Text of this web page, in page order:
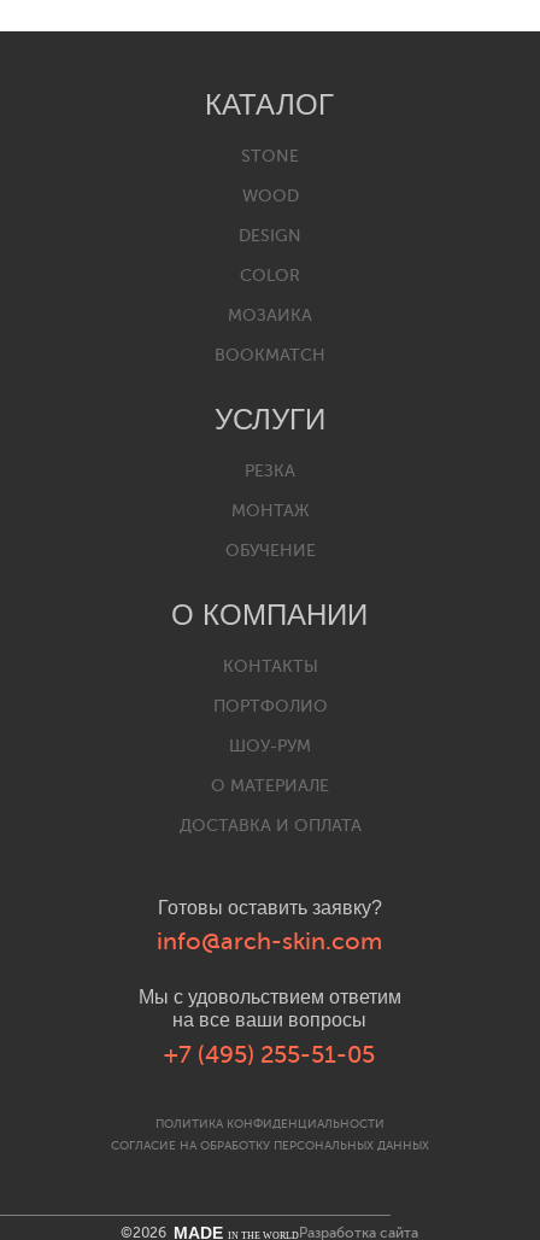
Готовы оставить заявку?
info@arch-skin.com
Мы с удовольствием ответим
на все ваши вопросы
+7 (495) 255-51-05
ПОЛИТИКА КОНФИДЕНЦИАЛЬНОСТИ
СОГЛАСИЕ НА ОБРАБОТКУ ПЕРСОНАЛЬНЫХ ДАННЫХ
КАТАЛОГ
STONE
WOOD
DESIGN
COLOR
МОЗАИКА
BOOKMATCH
УСЛУГИ
РЕЗКА
МОНТАЖ
ОБУЧЕНИЕ
О КОМПАНИИ
КОНТАКТЫ
ПОРТФОЛИО
ШОУ-РУМ
О МАТЕРИАЛЕ
ДОСТАВКА И ОПЛАТА
©2026 MADEIN THE WORLD Разработка сайта